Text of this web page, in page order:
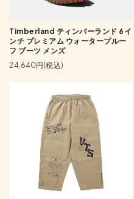
Timberland ティンバーランド 6イ
ンチ プレミアム ウォータープルー
フ ブーツ メンズ
24,640円(税込)